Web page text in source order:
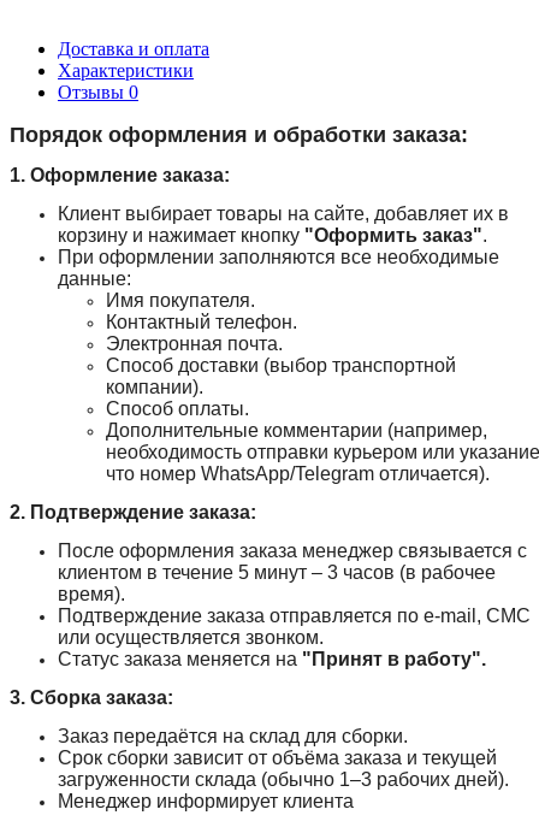
Доставка и оплата
Характеристики
Отзывы 0
Порядок оформления и обработки заказа:
1. Оформление заказа:
Клиент выбирает товары на сайте, добавляет их в
корзину и нажимает кнопку "Оформить заказ".
При оформлении заполняются все необходимые
данные:
Имя покупателя.
Контактный телефон.
Электронная почта.
Способ доставки (выбор транспортной
компании).
Способ оплаты.
Дополнительные комментарии (например,
необходимость отправки курьером или
что номер WhatsApp/Telegram отличается).
2. Подтверждение заказа:
После оформления заказа менеджер связывается с
клиентом в течение 5 минут – 3 часов (в рабочее
время).
Подтверждение заказа отправляется по e-mail, СМС
или осуществляется звонком.
Статус заказа меняется на "Принят в работу".
3. Сборка заказа:
Заказ передаётся на склад для сборки.
Срок сборки зависит от объёма заказа и текущей
загруженности склада (обычно 1–3 рабочих дней).
Менеджер информирует клиента